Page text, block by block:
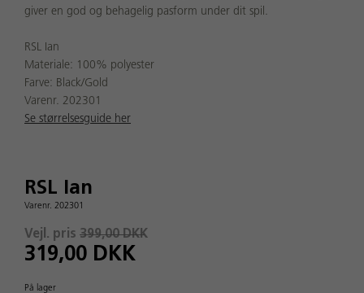
giver en god og behagelig pasform under dit spil.
RSL Ian
Materiale: 100% polyester
Farve: Black/Gold
Varenr. 202301
Se størrelsesguide her
RSL Ian
Varenr. 202301
Vejl. pris 399,00 DKK
319,00 DKK
På lager